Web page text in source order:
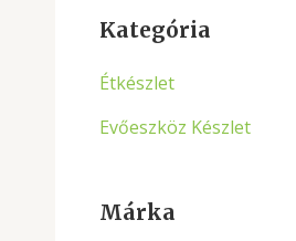
Kategória
Étkészlet
Evőeszköz Készlet
Márka